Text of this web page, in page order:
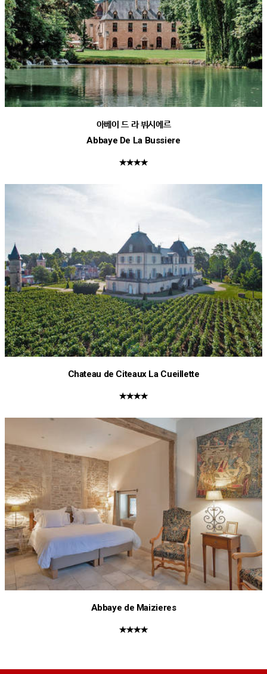
아베이 드 라 뷔시에르
Abbaye De La Bussiere
★★★★
Chateau de Citeaux La Cueillette
★★★★
Abbaye de Maizieres
★★★★